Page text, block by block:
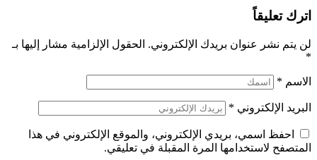
اترك تعليقاً
لن يتم نشر عنوان بريدك الإلكتروني. الحقول الإلزامية مشار إليها بـ
*
الاسم *
البريد الإلكتروني *
احفظ اسمي، بريدي الإلكتروني، والموقع الإلكتروني في هذا
المتصفح لاستخدامها المرة المقبلة في تعليقي.